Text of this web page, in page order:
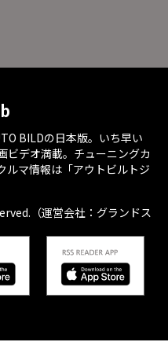
BILDの日本版。いち早い
ビデオ満載。チューニングカ
ルマ情報は「アウトビルトジ
（運営会社：グランドス